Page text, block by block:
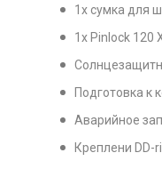
1x сумка для
1x Pinlock 120
Подготовка к
Аварийное
Креплени DD-